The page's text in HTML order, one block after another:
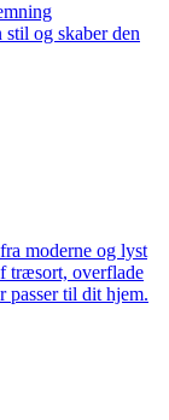
og skaber den
moderne og lyst
træsort, overflade
passer til dit hjem.